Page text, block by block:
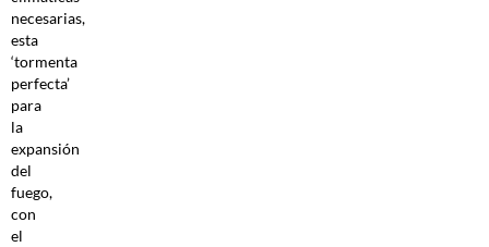
necesarias,
esta
‘tormenta
perfecta’
para
la
expansión
del
fuego,
con
el